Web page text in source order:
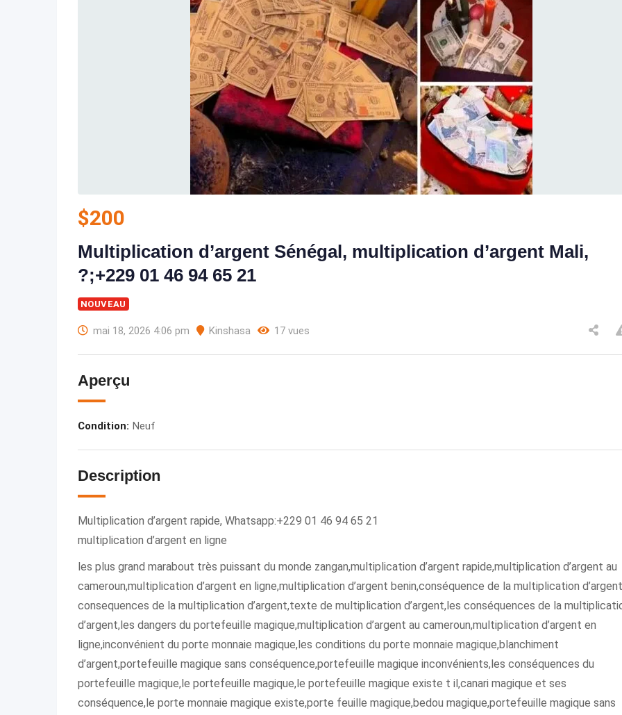
$200
Multiplication d’argent Sénégal, multiplication d’argent Mali,
?;+229 01 46 94 65 21
NOUVEAU
mai 18, 2026 4:06 pm Kinshasa 17 vues
Aperçu
Condition: Neuf
Description
Multiplication d’argent rapide, Whatsapp:+229 01 46 94 65 21
multiplication d’argent en ligne
les plus grand marabout très puissant du monde zangan,multiplication d’argent rapide,multiplication d’argent au
cameroun,multiplication d’argent en ligne,multiplication d’argent benin,conséquence de la multiplication
consequences de la multiplication d’argent,texte de multiplication d’argent,les conséquences de la
d’argent,les dangers du portefeuille magique,multiplication d’argent au cameroun,multiplication d’argent en
ligne,inconvénient du porte monnaie magique,les conditions du porte monnaie magique,blanchiment
d’argent,portefeuille magique sans conséquence,portefeuille magique inconvénients,les conséquences du
portefeuille magique,le portefeuille magique,le portefeuille magique existe t il,canari magique et ses
conséquence,le porte monnaie magique existe,porte feuille magique,bedou magique,portefeuille magique sans